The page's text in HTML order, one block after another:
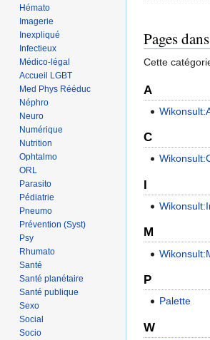
Pages
Cette
A
C
I
M
P
Palette
W
Hémato
Imagerie
Inexpliqué
Infectieux
Médico-légal
Accueil LGBT
Med Phys Rééduc
Néphro
Neuro
Numérique
Nutrition
Ophtalmo
ORL
Parasito
Pédiatrie
Pneumo
Prévention (Syst)
Psy
Rhumato
Santé
Santé planétaire
Santé publique
Sexo
Social
Socio